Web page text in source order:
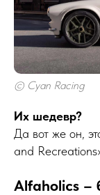
© Cyan Racing
Их шедевр?
Да вот же он,
and
Alfaholics –